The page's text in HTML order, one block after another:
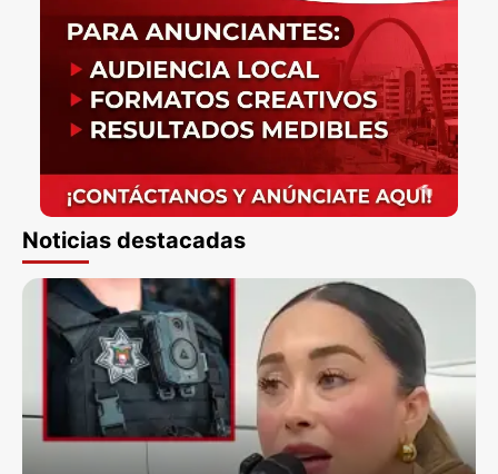
Noticias destacadas